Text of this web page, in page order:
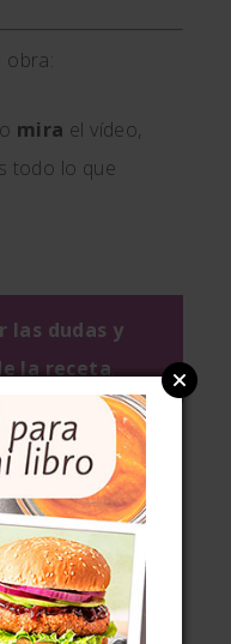
obra:
mira el vídeo,
todo lo que
las dudas y
la receta
e integrarlas
práctica. También
de la manga
5.0from1reviews